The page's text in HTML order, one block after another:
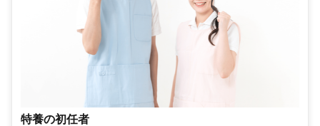
特養の初任者